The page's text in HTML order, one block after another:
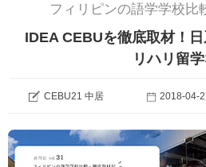
フィリピンの語学学校比
IDEA CEBUを徹底取材！
リハリ留
CEBU21 中居 2018-04-